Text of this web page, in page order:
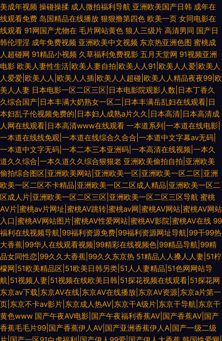
美成年视频 操碰操揉 成人微拍福利导航 亚洲欧美国产日韩 成年在
线观看免费 岛国精品在线播放 狠狠撸第四色 欧美一页 女同电影在
线观看 91网国产尤物在 毛片网站黄色 狼人三级片 高清男同 国产日
韩伦理淫 成年免费视频 亚洲欧美中文视频 东京热亚洲色图 蜜桃成
人超碰网 91精品小视频 久草福利免费视影 五月天堂网 91视频亚洲
电影 欧美人妻性生活|欧美人妻自拍|欧美人人91|欧美人人爱|欧美人
人爱爱|欧美人人|欧美人人插|欧美人人超碰|欧美人人精品夜夜99|欧
美人人妻 日本电影一区二区三区|日本电影院观影人数|日本丁香久
久综合国产|日本丰满大奶熟女一区二|日本丰满岳乱妇在线观看|日
本妇乱子伦视频免费的|日本妇人成熟a片久久|日本高清|日本高清成
人网在线观看|日本高清www在线观看 一本道系列|一本道在线电影|
一本道在线线免观|一本道在线综合久合合|一本道中文字幕av无码|
一本道中文字无码|一本二本三本亚洲码|一本高清在线视频|一本久
道久久综合|一本久道久久综合狠狠老 亚洲欧美偷拍自拍|亚洲欧美
偷拍综合图区|亚洲欧美网站|亚洲欧美一区|亚洲欧美一区二区|亚洲
欧美一区二区不卡精品|亚洲欧美一区二区成人精品|亚洲欧美一区二
区成人片|亚洲欧美一区二区三区|亚洲欧美一区二区三区导航 蜜桃
AV片|蜜桃av片网址|蜜桃AV跳转|蜜桃av网|蜜桃AV网站|蜜桃AV网站
入口|蜜桃AV网站图片|蜜桃AV性爱网站|蜜桃AV影院|蜜桃AV在线 99
福利在线视频导航|99福利资源免费|99福利资源网址导航|99干99热
大香蕉|99华人在线观看视频|99精彩在线视频色|99精品导航|99精
品女同性恋|99久久大香蕉|99久久东京热 51精品人人搡人人妻|51柠
檬网|51欧美精品区|51欧美日韩另类|51人人妻精品|51色网网站导
航|51视频人妻|51视频在线欧美日韩|51探花视频在线观看|51探花网
东京av下载|东京AV在线|东京AV在线播放|东京AV资源|东京a片第一
页|东京不卡av影片|东京成人热AV|东京干A级片|东京干导航|东京干
黄色www 国产午夜AV电影|国产午夜福利香蕉AV|国产香蕉AV|国产
香蕉毛毛片99|国产香蕉伊人AV|国产亚洲香蕉伊人A|国产一级二级